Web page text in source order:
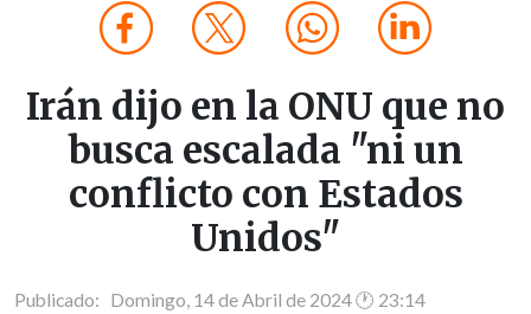
Irán dijo en la ONU que no
busca escalada "ni un
conflicto con Estados
Unidos"
Publicado: Domingo, 14 de Abril de 2024 🕐 23:14